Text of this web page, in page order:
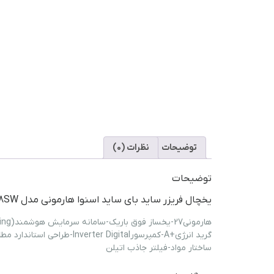
توضیحات نظرات (0)
توضیحات
یخچال فریزر ساید بای ساید اسنوا هارمونی مدل SN8-2028SW
هارمونی27-یخساز فوق باریک-سامانه سرمایش هوشمند(smart cooling)-ضمانت کمپرسور124ماه-
گرید انرژي+A-کمپرسورInverter Digital-طراحی استاندارد مطابق با کابینت آشپزخانه و حمل آسان-بهینه سازي
ساختار مواد-فیلتر جاذب اتیلن